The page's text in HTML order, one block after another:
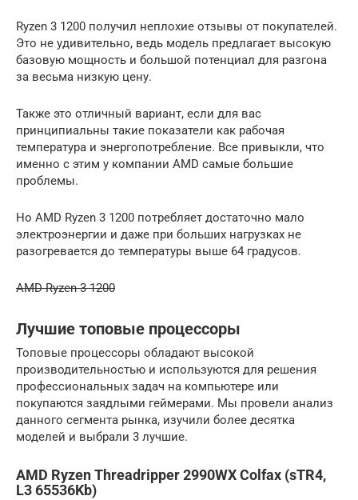
Ryzen 3 1200 получил неплохие отзывы от покупателей.
Это не удивительно, ведь модель предлагает высокую
базовую мощность и большой потенциал для разгона
за весьма низкую цену.
Также это отличный вариант, если для вас
принципиальны такие показатели как рабочая
температура и энергопотребление. Все привыкли, что
именно с этим у компании AMD самые большие
проблемы.
Но AMD Ryzen 3 1200 потребляет достаточно мало
электроэнергии и даже при больших нагрузках не
разогревается до температуры выше 64 градусов.
AMD Ryzen 3 1200
Лучшие топовые процессоры
Топовые процессоры обладают высокой
производительностью и используются для решения
профессиональных задач на компьютере или
покупаются заядлыми геймерами. Мы провели анализ
данного сегмента рынка, изучили более десятка
моделей и выбрали 3 лучшие.
AMD Ryzen Threadripper 2990WX Colfax (sTR4,
L3 65536Kb)